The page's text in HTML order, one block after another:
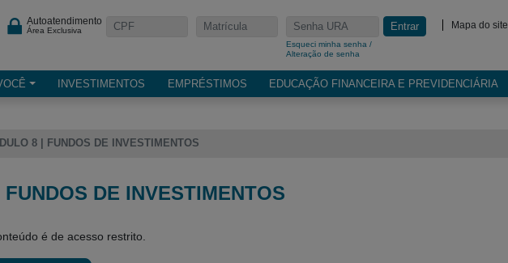
Autoatendimento
Área Exclusiva
Esqueci minha senha /
Alteração de senha
Entrar Mapa do site
INVESTIMENTOS EMPRÉSTIMOS EDUCAÇÃO FINANCEIRA E PREVIDENCIÁRIA
8 | FUNDOS DE INVESTIMENTOS
DE INVESTIMENTOS
é de acesso restrito.